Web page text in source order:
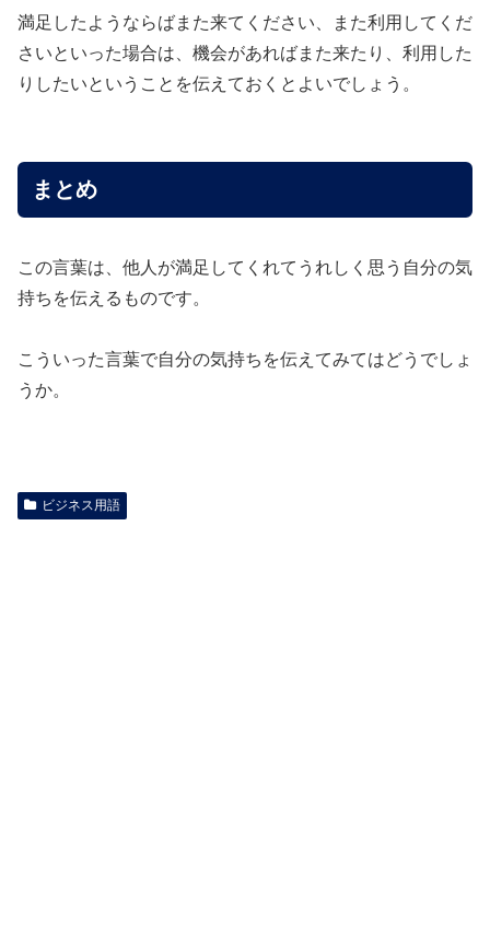
満足したようならばまた来てください、また利用してくだ
さいといった場合は、機会があればまた来たり、利用した
りしたいということを伝えておくとよいでしょう。
まとめ
この言葉は、他人が満足してくれてうれしく思う自分の気
持ちを伝えるものです。
こういった言葉で自分の気持ちを伝えてみてはどうでしょ
うか。
ビジネス用語